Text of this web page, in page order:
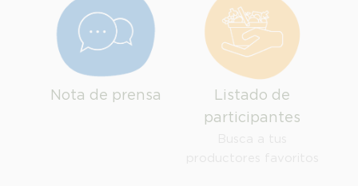
Nota de prensa
Listado de
participantes